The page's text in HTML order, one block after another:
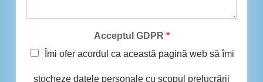
Acceptul GDPR *
Îmi ofer acordul ca această pagină web să îmi
stocheze datele personale cu scopul prelucrării